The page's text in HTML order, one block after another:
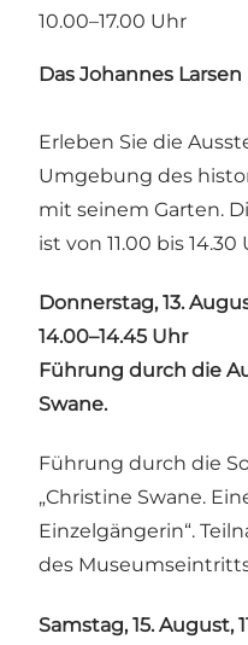
10.00–17.00 Uhr
Das Johannes
Erleben Sie die
Umgebung des
mit seinem Garten.
ist von 11.00 bis
Donnerstag, 13.
14.00–14.45 Uhr
Führung durch die
Swane.
Führung durch die
„Christine Swane.
Einzelgängerin“.
des
Samstag, 15. August,